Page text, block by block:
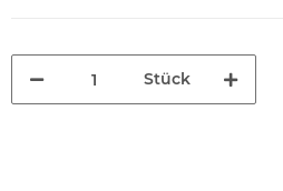
Stück